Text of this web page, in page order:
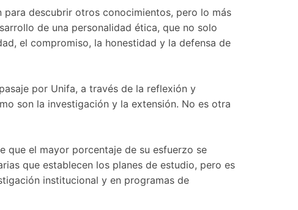
para descubrir otros conocimientos, pero lo más
de una personalidad ética, que no solo
el compromiso, la honestidad y la defensa de
por Unifa, a través de la reflexión y
son la investigación y la extensión. No es otra
que el mayor porcentaje de su esfuerzo se
que establecen los planes de estudio, pero es
institucional y en programas de